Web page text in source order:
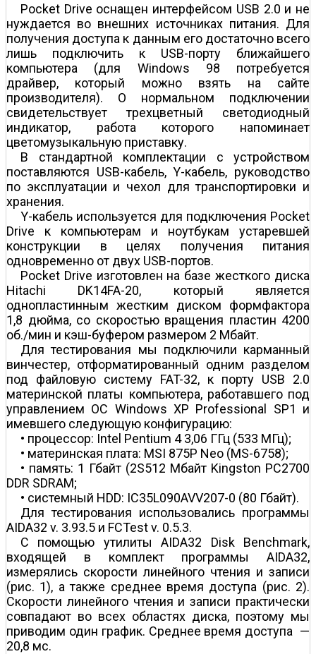
Pocket Drive оснащен интерфейсом USB 2.0 и не
нуждается во внешних источниках питания. Для
получения доступа к данным его достаточно всего
лишь подключить к USB-порту ближайшего
компьютера (для Windows 98 потребуется
драйвер, который можно взять на сайте
производителя). О нормальном подключении
свидетельствует трехцветный светодиодный
индикатор, работа которого напоминает
цветомузыкальную приставку.
В стандартной комплектации с устройством
поставляются USB-кабель, Y-кабель, руководство
по эксплуатации и чехол для транспортировки и
хранения.
Y-кабель используется для подключения Pocket
Drive к компьютерам и ноутбукам устаревшей
конструкции в целях получения питания
одновременно от двух USB-портов.
Pocket Drive изготовлен на базе жесткого диска
Hitachi DK14FA-20, который является
однопластинным жестким диском формфактора
1,8 дюйма, со скоростью вращения пластин 4200
об./мин и кэш-буфером размером 2 Мбайт.
Для тестирования мы подключили карманный
винчестер, отформатированный одним разделом
под файловую систему FAT-32, к порту USB 2.0
материнской платы компьютера, работавшего под
управлением ОС Windows XP Professional SP1 и
имевшего следующую конфигурацию:
• процессор: Intel Pentium 4 3,06 ГГц (533 МГц);
• материнская плата: MSI 875P Neo (MS-6758);
• память: 1 Гбайт (2Ѕ512 Мбайт Kingston PC2700
DDR SDRAM;
• системный HDD: IC35L090AVV207-0 (80 Гбайт).
Для тестирования использовались программы
AIDA32 v. 3.93.5 и FCTest v. 0.5.3.
С помощью утилиты AIDA32 Disk Benchmark,
входящей в комплект программы AIDA32,
измерялись скорости линейного чтения и записи
(рис. 1), а также среднее время доступа (рис. 2).
Скорости линейного чтения и записи практически
совпадают во всех областях диска, поэтому мы
приводим один график. Среднее время доступа —
20,8 мс.